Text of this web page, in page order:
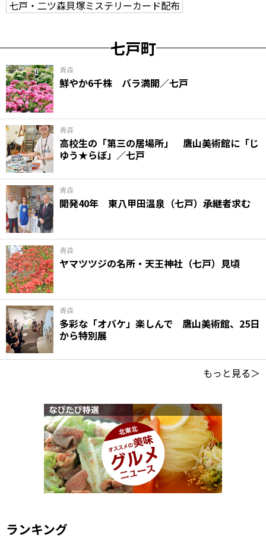
七戸・二ツ森貝塚ミステリーカード配布
七戸町
青森
鮮やか6千株 バラ満開／七戸
青森
高校生の「第三の居場所」 鷹山美術館に「じ
ゆう★らぼ」／七戸
青森
開発40年 東八甲田温泉（七戸）承継者求む
青森
ヤマツツジの名所・天王神社（七戸）見頃
青森
多彩な「オバケ」楽しんで 鷹山美術館、25日
から特別展
もっと見る＞
ランキング